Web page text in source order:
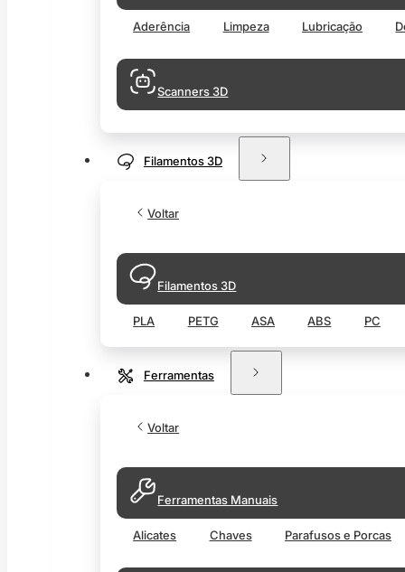
Aderência Limpeza Lubricação
Scanners 3D
Filamentos 3D
Voltar
Filamentos 3D
PLA PETG ASA ABS PC
Ferramentas
Voltar
Ferramentas Manuais
Alicates Chaves Parafusos e Porcas